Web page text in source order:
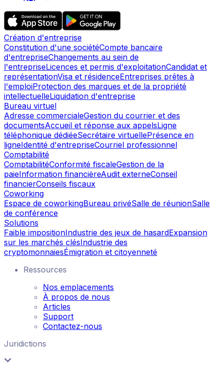
Création d'entreprise
Constitution d'une sociétéCompte bancaire
d'entrepriseChangements au sein de
l'entrepriseLicences et permis d'exploitationCandidat et
représentationVisa et résidenceEntreprises prêtes à
l'emploiProtection des marques et de la propriété
intellectuelleLiquidation d'entreprise
Bureau virtuel
Adresse commercialeGestion du courrier et des
documentsAccueil et réponse aux appelsLigne
téléphonique dédiéeSecrétaire virtuellePrésence en
ligneIdentité d'entrepriseCourriel professionnel
Comptabilité
ComptabilitéConformité fiscaleGestion de la
paieInformation financièreAudit externeConseil
financierConseils fiscaux
Coworking
Espace de coworkingBureau privéSalle de réunionSalle
de conférence
Solutions
Faible impositionIndustrie des jeux de hasardExpansion
sur les marchés clésIndustrie des
cryptomonnaiesÉmigration et citoyenneté
Ressources
Nos emplacements
À propos de nous
Articles
Support
Contactez-nous
Juridictions